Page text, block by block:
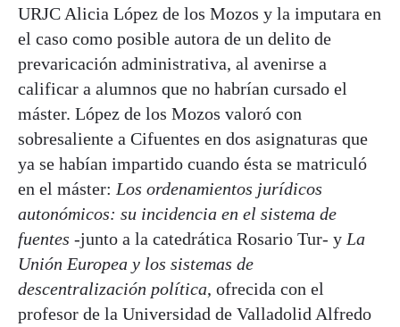
URJC Alicia López de los Mozos y la imputara en
el caso como posible autora de un delito de
prevaricación administrativa, al avenirse a
calificar a alumnos que no habrían cursado el
máster. López de los Mozos valoró con
sobresaliente a Cifuentes en dos asignaturas que
ya se habían impartido cuando ésta se matriculó
en el máster: Los ordenamientos jurídicos
autonómicos: su incidencia en el sistema de
fuentes -junto a la catedrática Rosario Tur- y La
Unión Europea y los sistemas de
descentralización política, ofrecida con el
profesor de la Universidad de Valladolid Alfredo